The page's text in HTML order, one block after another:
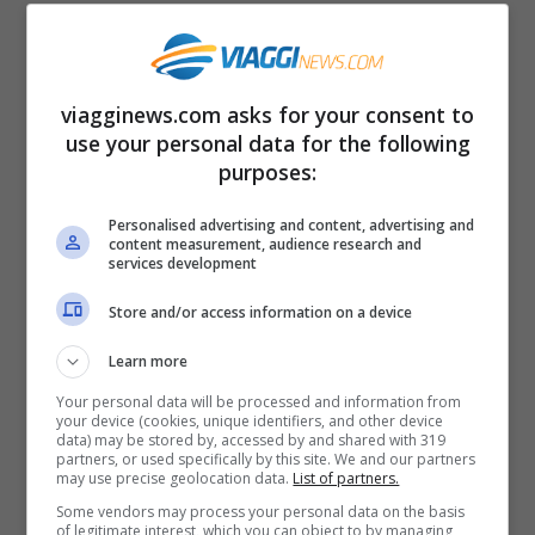
collegamentiestivi per:
Milano Bergamo
(tutti i giorni),
Bologna(tre voli a settimana),
Da Lamezia Terme
undici nuove rotte estive per:
Baden-Baden (due voli a
settimana),
viagginews.com asks for your consent to
use your personal data for the following
purposes:
Personalised advertising and content, advertising and
content measurement, audience research and
services development
Store and/or access information on a device
Learn more
Your personal data will be processed and information from
your device (cookies, unique identifiers, and other device
data) may be stored by, accessed by and shared with 319
partners, or used specifically by this site. We and our partners
may use precise geolocation data. List of partners.
Some vendors may process your personal data on the basis
of legitimate interest, which you can object to by managing